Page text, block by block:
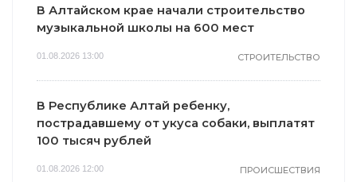
В Алтайском крае начали строительство
музыкальной школы на 600 мест
01.08.2026 13:00 СТРОИТЕЛЬСТВО
В Республике Алтай ребенку,
пострадавшему от укуса собаки, выплатят
100 тысяч рублей
01.08.2026 12:00 ПРОИСШЕСТВИЯ